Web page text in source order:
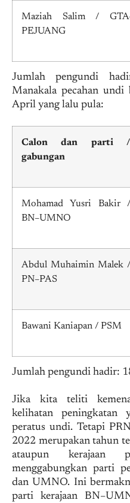
Maziah Salim /
PEJUANG
Jumlah pengundi
Manakala pecahan
April yang lalu pula:
Calon dan parti /
gabungan
Mohamad Yusri Bakir /
BN–UMNO
Abdul Muhaimin Malek /
PN–PAS
Bawani Kaniapan / PSM
Jumlah pengundi hadir:
Jika kita teliti
kelihatan peningkatan
peratus undi. Tetapi
2022 merupakan tahun
ataupun kerajaan
menggabungkan parti
dan UMNO. Ini
parti kerajaan